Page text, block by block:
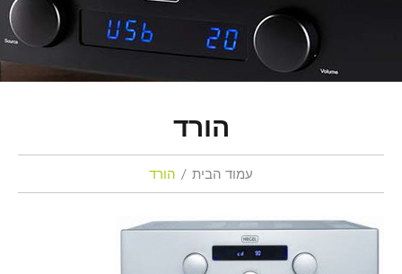
הורד
עמוד הבית הורד